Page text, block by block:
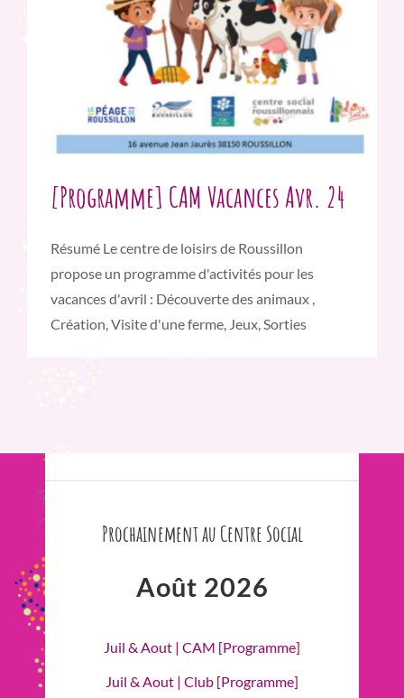
[Programme] CAM Vacances Avr. 24
Résumé Le centre de loisirs de Roussillon
propose un programme d'activités pour les
vacances d'avril : Découverte des animaux ,
Création, Visite d'une ferme, Jeux, Sorties
Prochainement au Centre Social
Août 2026
Juil & Aout | CAM [Programme]
Juil & Aout | Club [Programme]